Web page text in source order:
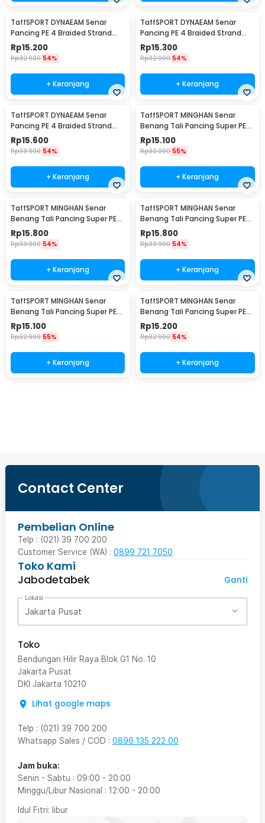
TaffSPORT DYNAEAM Senar
Pancing PE 4 Braided Strand
Fishing Line 100M 0.4 - FM10
Rp15.200
Rp32.900 54%
+ Keranjang
TaffSPORT DYNAEAM Senar
Pancing PE 4 Braided Strand
Fishing Line 100M 0.8 - FM10
Rp15.300
Rp32.900 54%
+ Keranjang
TaffSPORT DYNAEAM Senar
Pancing PE 4 Braided Strand
Fishing Line 100M 1.0 - FM10
Rp15.600
Rp33.900 54%
+ Keranjang
TaffSPORT MINGHAN Senar
Benang Tali Pancing Super PE
Braided Line 100M 0.4 - X4
Rp15.100
Rp32.900 55%
+ Keranjang
TaffSPORT MINGHAN Senar
Benang Tali Pancing Super PE
Braided Line 100M 0.8 - X4
Rp15.800
Rp33.900 54%
+ Keranjang
TaffSPORT MINGHAN Senar
Benang Tali Pancing Super PE
Braided Line 100M 1.0 - X4
Rp15.800
Rp33.900 54%
+ Keranjang
TaffSPORT MINGHAN Senar
Benang Tali Pancing Super PE
Braided Line 100M 2.0 - X4
Rp15.100
Rp32.900 55%
+ Keranjang
TaffSPORT MINGHAN Senar
Benang Tali Pancing Super PE
Braided Line 100M 3.0 - X4
Rp15.200
Rp32.900 54%
+ Keranjang
Contact Center
Pembelian Online
Telp : (021) 39 700 200
Customer Service (WA) : 0899 721 7050
Toko Kami
Jabodetabek
Ganti
Lokasi
Jakarta Pusat
Toko
Bendungan Hilir Raya Blok G1 No. 10
Jakarta Pusat
DKI Jakarta 10210
Lihat google maps
Telp : (021) 39 700 200
Whatsapp Sales / COD : 0896 135 222 00
Jam buka:
Senin - Sabtu : 09:00 - 20:00
Minggu/Libur Nasional : 12:00 - 20:00
Idul Fitri: libur